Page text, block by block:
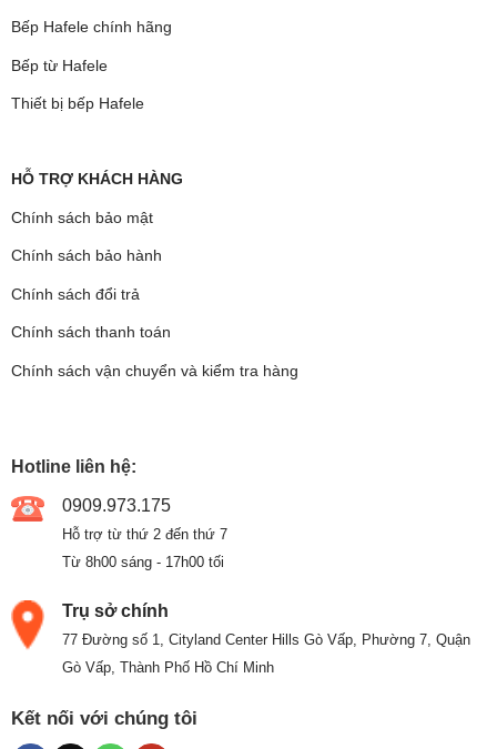
Bếp Hafele chính hãng
Bếp từ Hafele
Thiết bị bếp Hafele
HỖ TRỢ KHÁCH HÀNG
Chính sách bảo mật
Chính sách bảo hành
Chính sách đổi trả
Chính sách thanh toán
Chính sách vận chuyển và kiểm tra hàng
Hotline liên hệ:
0909.973.175
Hỗ trợ từ thứ 2 đến thứ 7
Từ 8h00 sáng - 17h00 tối
Trụ sở chính
77 Đường số 1, Cityland Center Hills Gò Vấp, Phường 7, Quận
Gò Vấp, Thành Phố Hồ Chí Minh
Kết nối với chúng tôi